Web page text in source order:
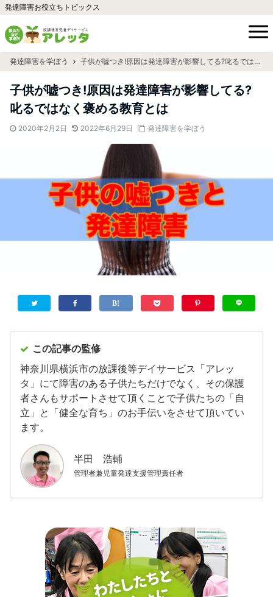
発達障害お役立ちトピックス
発達障害を学ぼう 子供が嘘つき!原因は発達障害が影響してる?叱るではなく褒める教育とは
子供が嘘つき!原因は発達障害が影響してる?
叱るではなく褒める教育とは
2020年2月2日 2022年6月29日 発達障害を学ぼう
この記事の監修
神奈川県横浜市の放課後等デイサービス「アレッ
タ」にて障害のある子供たちだけでなく、その保護
者さんもサポートさせて頂くことで子供たちの「自
立」と「健全な育ち」のお手伝いをさせて頂いてい
ます。
半田 浩輔
管理者兼児童発達支援管理責任者